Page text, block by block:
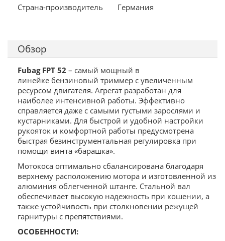
Страна-производитель
Германия
Обзор
Fubag FPT 52 – самый мощный в
линейке бензиновый триммер с увеличенным
ресурсом двигателя. Агрегат разработан для
наиболее интенсивной работы. Эффективно
справляется даже с самыми густыми зарослями и
кустарниками. Для быстрой и удобной настройки
рукояток и комфортной работы предусмотрена
быстрая безинструментальная регулировка при
помощи винта «барашка».
Мотокоса оптимально сбалансирована благодаря
верхнему расположению мотора и изготовленной из
алюминия облегченной штанге. Стальной вал
обеспечивает высокую надежность при кошении, а
также устойчивость при столкновении режущей
гарнитуры с препятствиями.
ОСОБЕННОСТИ: